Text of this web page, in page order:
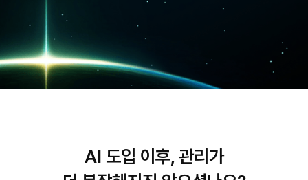
AI 도입 이후, 관리가